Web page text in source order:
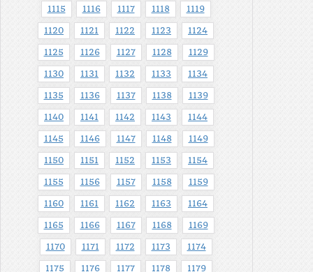
1115 1116 1117 1118 1119
1120 1121 1122 1123 1124
1125 1126 1127 1128 1129
1130 1131 1132 1133 1134
1135 1136 1137 1138 1139
1140 1141 1142 1143 1144
1145 1146 1147 1148 1149
1150 1151 1152 1153 1154
1155 1156 1157 1158 1159
1160 1161 1162 1163 1164
1165 1166 1167 1168 1169
1170 1171 1172 1173 1174
1175 1176 1177 1178 1179